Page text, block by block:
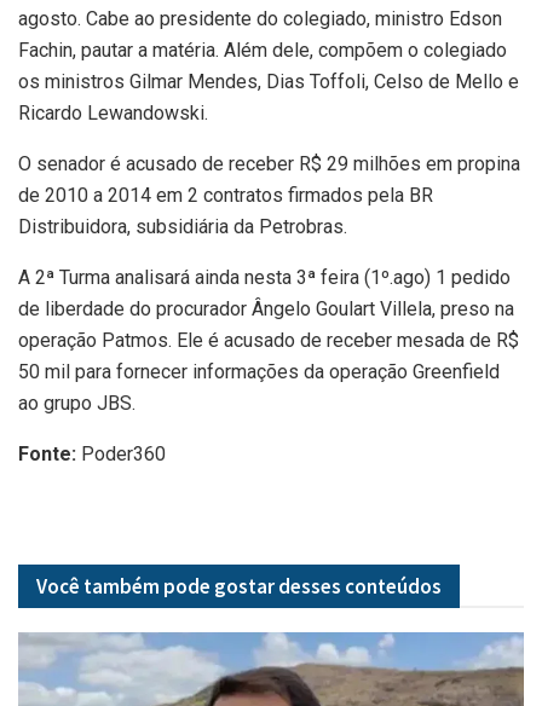
agosto. Cabe ao presidente do colegiado, ministro Edson
Fachin, pautar a matéria. Além dele, compõem o colegiado
os ministros Gilmar Mendes, Dias Toffoli, Celso de Mello e
Ricardo Lewandowski.
O senador é acusado de receber R$ 29 milhões em propina
de 2010 a 2014 em 2 contratos firmados pela BR
Distribuidora, subsidiária da Petrobras.
A 2ª Turma analisará ainda nesta 3ª feira (1º.ago) 1 pedido
de liberdade do procurador Ângelo Goulart Villela, preso na
operação Patmos. Ele é acusado de receber mesada de R$
50 mil para fornecer informações da operação Greenfield
ao grupo JBS.
Fonte: Poder360
Você também pode gostar desses conteúdos